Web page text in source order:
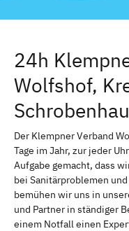
24h
Wolfshof,
Der Klempner Verband
Tage im Jahr, zur jeder
Aufgabe gemacht, dass
bei Sanitärproblemen
bemühen wir uns in
und Partner in ständiger
einem Notfall einen